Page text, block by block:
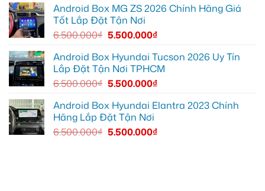
Android Box MG ZS 2026 Chính Hãng Giá
Tốt Lắp Đặt Tận Nơi
6.500.000₫ 5.500.000₫
Android Box Hyundai Tucson 2026 Uy Tín
Lắp Đặt Tận Nơi TPHCM
6.500.000₫ 5.500.000₫
Android Box Hyundai Elantra 2023 Chính
Hãng Lắp Đặt Tận Nơi
6.500.000₫ 5.500.000₫